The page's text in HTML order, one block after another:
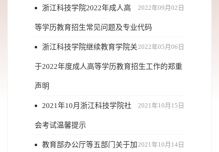
2022年09月02日
浙江科技学院2022年成人高
等学历教育招生常见问题及专业代码
2022年05月06日
浙江科技学院继续教育学院关
于2022年度成人高等学历教育招生工作的郑重
声明
2021年10月15日
2021年10月浙江科技学院社
会考试温馨提示
2021年10月14日
教育部办公厅等五部门关于加